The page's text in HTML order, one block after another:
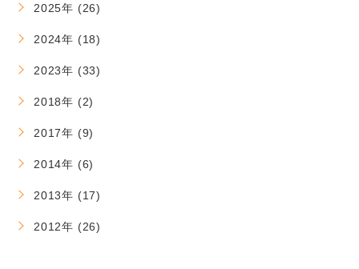
2025年 (26)
2024年 (18)
2023年 (33)
2018年 (2)
2017年 (9)
2014年 (6)
2013年 (17)
2012年 (26)